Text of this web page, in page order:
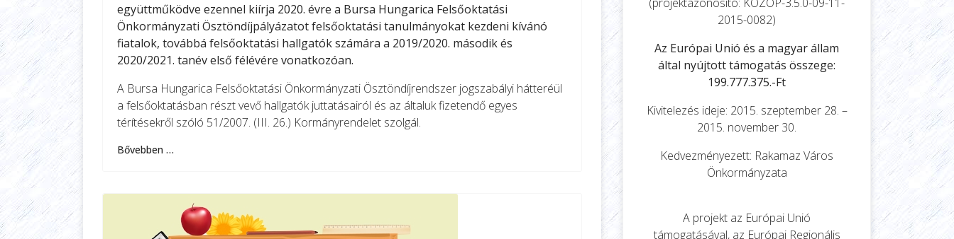
együttműködve ezennel kiírja 2020. évre a Bursa Hungarica Felsőoktatási
Önkormányzati Ösztöndíjpályázatot felsőoktatási tanulmányokat kezdeni kívánó
fiatalok, továbbá felsőoktatási hallgatók számára a 2019/2020. második és
2020/2021. tanév első félévére vonatkozóan.
A Bursa Hungarica Felsőoktatási Önkormányzati Ösztöndíjrendszer jogszabályi hátteréül
a felsőoktatásban részt vevő hallgatók juttatásairól és az általuk fizetendő egyes
térítésekről szóló 51/2007. (III. 26.) Kormányrendelet szolgál.
Bővebben …
2015-0082)
Az Európai Unió és a magyar állam
által nyújtott támogatás összege:
199.777.375.-Ft
Kivitelezés ideje: 2015. szeptember 28. –
2015. november 30.
Kedvezményezett: Rakamaz Város
Önkormányzata
A projekt az Európai Unió
támogatásával, az Európai Regionális